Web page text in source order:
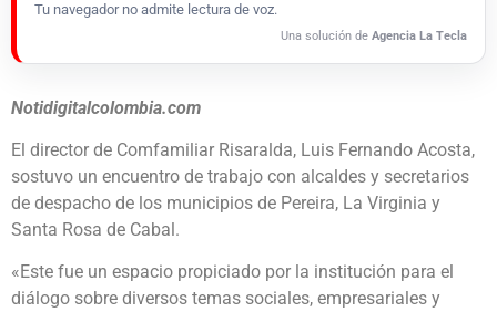
Tu navegador no admite lectura de voz.
Una solución de Agencia La Tecla
Notidigitalcolombia.com
El director de Comfamiliar Risaralda, Luis Fernando Acosta,
sostuvo un encuentro de trabajo con alcaldes y secretarios
de despacho de los municipios de Pereira, La Virginia y
Santa Rosa de Cabal.
«Este fue un espacio propiciado por la institución para el
diálogo sobre diversos temas sociales, empresariales y